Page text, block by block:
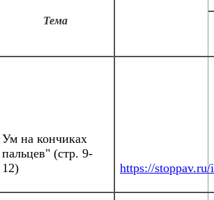
Тема
Ум на кончиках
пальцев" (стр. 9-
12)
https://